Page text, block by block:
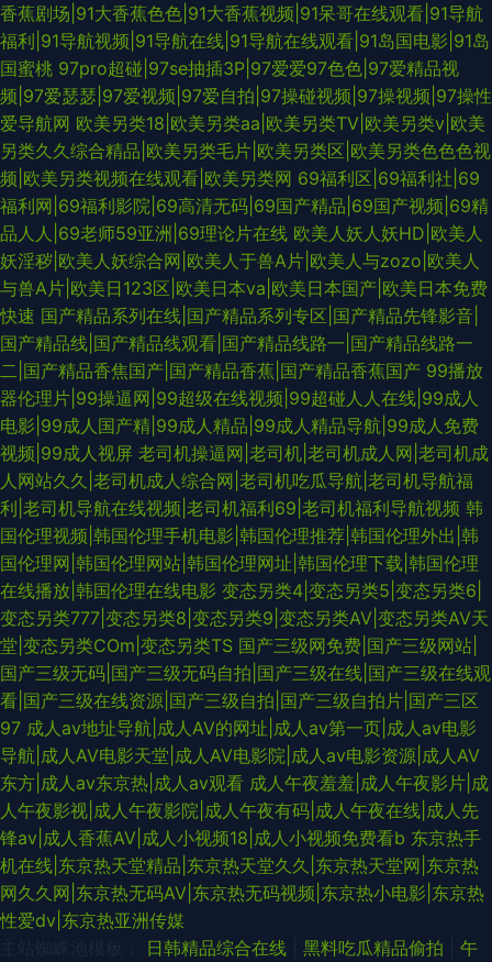
香蕉剧场|91大香蕉色色|91大香蕉视频|91呆哥在线观看|91导航
福利|91导航视频|91导航在线|91导航在线观看|91岛国电影|91岛
国蜜桃 97pro超碰|97se抽插3P|97爱爱97色色|97爱精品视
频|97爱瑟瑟|97爱视频|97爱自拍|97操碰视频|97操视频|97操性
爱导航网 欧美另类18|欧美另类aa|欧美另类TV|欧美另类v|欧美
另类久久综合精品|欧美另类毛片|欧美另类区|欧美另类色色色视
频|欧美另类视频在线观看|欧美另类网 69福利区|69福利社|69
福利网|69福利影院|69高清无码|69国产精品|69国产视频|69精
品人人|69老师59亚洲|69理论片在线 欧美人妖人妖HD|欧美人
妖淫秽|欧美人妖综合网|欧美人于兽A片|欧美人与zozo|欧美人
与兽A片|欧美日123区|欧美日本va|欧美日本国产|欧美日本免费
快速 国产精品系列在线|国产精品系列专区|国产精品先锋影音|
国产精品线|国产精品线观看|国产精品线路一|国产精品线路一
二|国产精品香焦国产|国产精品香蕉|国产精品香蕉国产 99播放
器伦理片|99操逼网|99超级在线视频|99超碰人人在线|99成人
电影|99成人国产精|99成人精品|99成人精品导航|99成人免费
视频|99成人视屏 老司机操逼网|老司机|老司机成人网|老司机成
人网站久久|老司机成人综合网|老司机吃瓜导航|老司机导航福
利|老司机导航在线视频|老司机福利69|老司机福利导航视频 韩
国伦理视频|韩国伦理手机电影|韩国伦理推荐|韩国伦理外出|韩
国伦理网|韩国伦理网站|韩国伦理网址|韩国伦理下载|韩国伦理
在线播放|韩国伦理在线电影 变态另类4|变态另类5|变态另类6|
变态另类777|变态另类8|变态另类9|变态另类AV|变态另类AV天
堂|变态另类COm|变态另类TS 国产三级网免费|国产三级网站|
国产三级无码|国产三级无码自拍|国产三级在线|国产三级在线观
看|国产三级在线资源|国产三级自拍|国产三级自拍片|国产三区
97 成人av地址导航|成人AV的网址|成人av第一页|成人av电影
导航|成人AV电影天堂|成人AV电影院|成人av电影资源|成人AV
东方|成人av东京热|成人av观看 成人午夜羞羞|成人午夜影片|成
人午夜影视|成人午夜影院|成人午夜有码|成人午夜在线|成人先
锋av|成人香蕉AV|成人小视频18|成人小视频免费看b 东京热手
机在线|东京热天堂精品|东京热天堂久久|东京热天堂网|东京热
网久久网|东京热无码AV|东京热无码视频|东京热小电影|东京热
性爱dv|东京热亚洲传媒
日韩精品综合在线 黑料吃瓜精品偷拍
午